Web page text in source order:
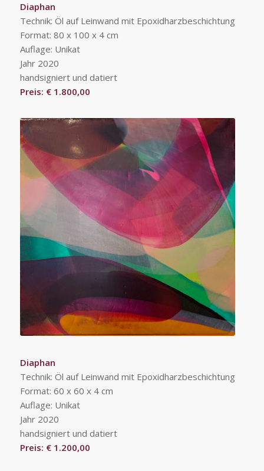
Diaphan
Technik: Öl auf Leinwand mit Epoxidharzbeschichtung
Format: 80 x 100 x 4 cm
Auflage: Unikat
Jahr 2020
handsigniert und datiert
Preis: € 1.800,00
Diaphan
Technik: Öl auf Leinwand mit Epoxidharzbeschichtung
Format: 60 x 60 x 4 cm
Auflage: Unikat
Jahr 2020
handsigniert und datiert
Preis: € 1.200,00